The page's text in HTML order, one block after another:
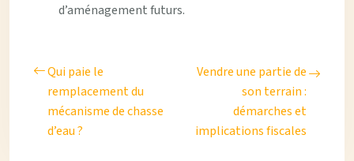
d’aménagement futurs.
Qui paie le
remplacement du
mécanisme de chasse
d’eau ?
Vendre une partie de
son terrain :
démarches et
implications fiscales